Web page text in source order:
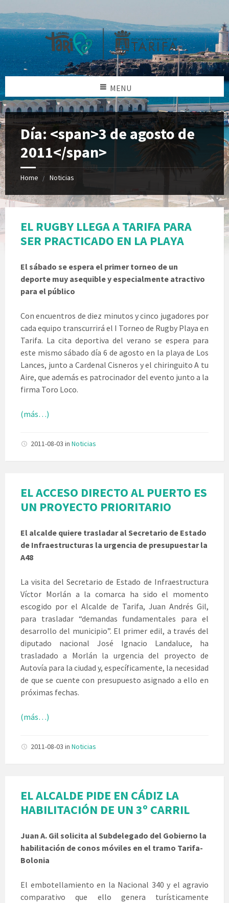
MENU
Día: <span>3 de agosto de
2011</span>
Home Noticias
EL RUGBY LLEGA A TARIFA PARA
SER PRACTICADO EN LA PLAYA
El sábado se espera el primer torneo de un
deporte muy asequible y especialmente atractivo
para el público
Con encuentros de diez minutos y cinco jugadores por
cada equipo transcurrirá el I Torneo de Rugby Playa en
Tarifa. La cita deportiva del verano se espera para
este mismo sábado día 6 de agosto en la playa de Los
Lances, junto a Cardenal Cisneros y el chiringuito A tu
Aire, que además es patrocinador del evento junto a la
firma Toro Loco.
(más…)
2011-08-03 in Noticias
EL ACCESO DIRECTO AL PUERTO ES
UN PROYECTO PRIORITARIO
El alcalde quiere trasladar al Secretario de Estado
de Infraestructuras la urgencia de presupuestar la
A48
La visita del Secretario de Estado de Infraestructura
Víctor Morlán a la comarca ha sido el momento
escogido por el Alcalde de Tarifa, Juan Andrés Gil,
para trasladar “demandas fundamentales para el
desarrollo del municipio”. El primer edil, a través del
diputado nacional José Ignacio Landaluce, ha
trasladado a Morlán la urgencia del proyecto de
Autovía para la ciudad y, específicamente, la necesidad
de que se cuente con presupuesto asignado a ello en
próximas fechas.
(más…)
2011-08-03 in Noticias
EL ALCALDE PIDE EN CÁDIZ LA
HABILITACIÓN DE UN 3º CARRIL
Juan A. Gil solicita al Subdelegado del Gobierno la
habilitación de conos móviles en el tramo Tarifa-
Bolonia
El embotellamiento en la Nacional 340 y el agravio
comparativo que ello genera turísticamente